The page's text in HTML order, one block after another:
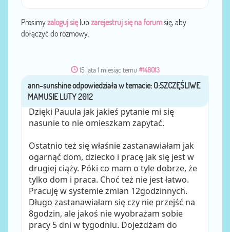
Prosimyzaloguj sięlub zarejestruj się na forumsię, aby
dołączyć do rozmowy.
15 lata 1 miesiąc temu #148013
przezann-sunshine
Dzięki Pauula jak jakieś pytanie mi się
nasunie to nie omieszkam zapytać.
Ostatnio też się właśnie zastanawiałam jak
ogarnąć dom, dziecko i pracę jak się jest w
drugiej ciąży. Póki co mam o tyle dobrze, że
tylko dom i praca. Choć też nie jest łatwo.
Pracuję w systemie zmian 12godzinnych.
Długo zastanawiałam się czy nie przejść na
8godzin, ale jakoś nie wyobrażam sobie
pracy 5 dni w tygodniu. Dojeżdżam do